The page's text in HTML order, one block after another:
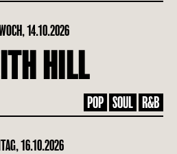
14.10.2026
HILL
POP SOUL R&B
16.10.2026